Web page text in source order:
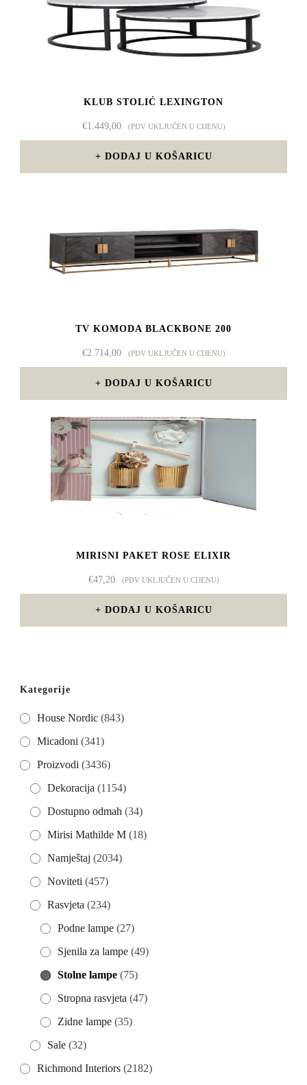
KLUB STOLIĆ LEXINGTON
€1.449,00 (PDV UKLJUČEN U CIJENU)
DODAJ U KOŠARICU
TV KOMODA BLACKBONE 200
€2.714,00 (PDV UKLJUČEN U CIJENU)
DODAJ U KOŠARICU
MIRISNI PAKET ROSE ELIXIR
€47,20 (PDV UKLJUČEN U CIJENU)
DODAJ U KOŠARICU
Kategorije
House Nordic (843)
Micadoni (341)
Proizvodi (3436)
Dekoracija (1154)
Dostupno odmah (34)
Mirisi Mathilde M (18)
Namještaj (2034)
Noviteti (457)
Rasvjeta (234)
Podne lampe (27)
Sjenila za lampe (49)
Stolne lampe (75)
Stropna rasvjeta (47)
Zidne lampe (35)
Sale (32)
Richmond Interiors (2182)